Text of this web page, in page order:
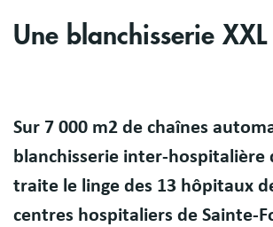
Une blanchisserie XXL
Body
Sur 7 000 m2 de chaînes
blanchisserie inter-hospitalière
traite le linge des 13 hôpitaux
centres hospitaliers de Sainte-